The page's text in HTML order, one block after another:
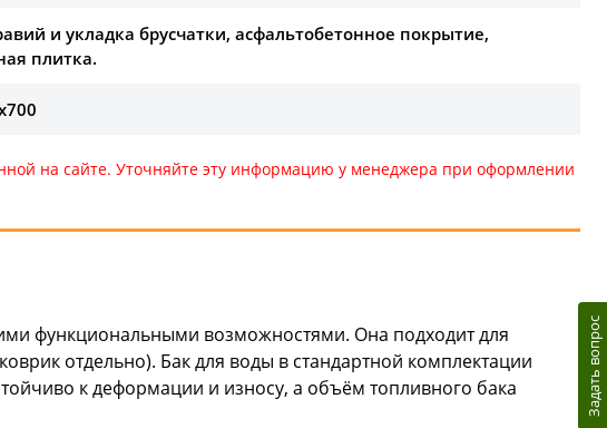
и укладка брусчатки, асфальтобетонное покрытие,
плитка.
на сайте. Уточняйте эту информацию у менеджера при оформлении
функциональными возможностями. Она подходит для
отдельно). Бак для воды в стандартной комплектации
к деформации и износу, а объём топливного бака
Задать вопрос